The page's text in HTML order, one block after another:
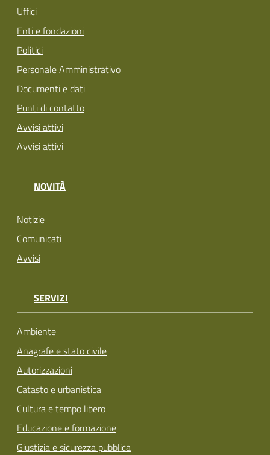
Uffici
Enti e fondazioni
Politici
Personale Amministrativo
Documenti e dati
Punti di contatto
Avvisi attivi
Avvisi attivi
NOVITÀ
Notizie
Comunicati
Avvisi
SERVIZI
Ambiente
Anagrafe e stato civile
Autorizzazioni
Catasto e urbanistica
Cultura e tempo libero
Educazione e formazione
Giustizia e sicurezza pubblica